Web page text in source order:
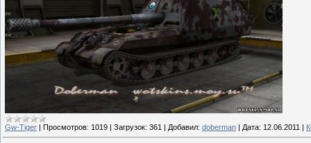
Gw-Tiger | Просмотров: 1019 | Загрузок: 361 | Добавил: doberman | Дата: 12.06.2011 |